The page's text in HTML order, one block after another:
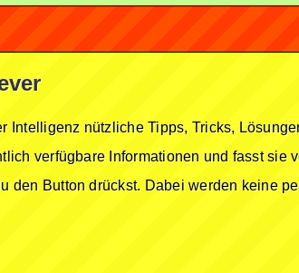
Intelligenz nützliche Tipps, Tricks,
verfügbare Informationen und fasst sie
den Button drückst. Dabei werden keine